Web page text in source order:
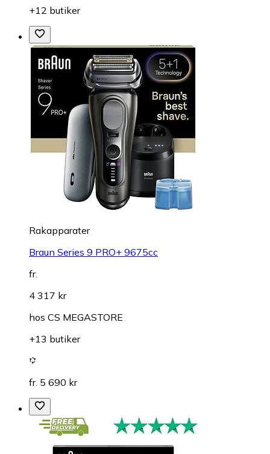
+12 butiker
Rakapparater
Braun Series 9 PRO+ 9675cc
fr.
4 317 kr
hos CS MEGASTORE
+13 butiker
fr. 5 690 kr